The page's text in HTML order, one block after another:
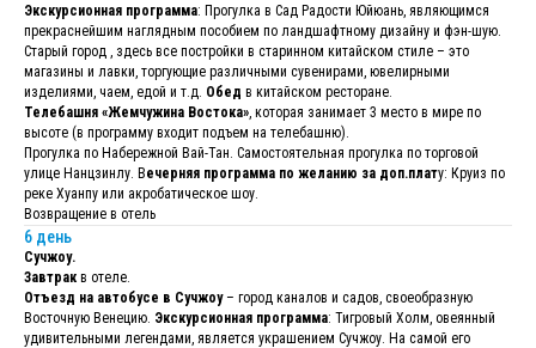
Экскурсионная программа: Прогулка в Сад Радости Юйюань, являющимся
прекраснейшим наглядным пособием по ландшафтному дизайну и фэн-шую.
Старый город , здесь все постройки в старинном китайском стиле – это
магазины и лавки, торгующие различными сувенирами, ювелирными
изделиями, чаем, едой и т.д. Обед в китайском ресторане.
Телебашня «Жемчужина Востока» , которая занимает 3 место в мире по
высоте (в программу входит подъем на телебашню).
Прогулка по Набережной Вай-Тан. Самостоятельная прогулка по торговой
улице Нанцзинлу. Вечерняя программа по желанию за доп.плату: Круиз по
реке Хуанпу или акробатическое шоу.
Возвращение в отель
6 день
Сучжоу.
Завтрак в отеле.
Отъезд на автобусе в Сучжоу– город каналов и садов, своеобразную
Восточную Венецию. Экскурсионная программа: Тигровый Холм, овеянный
удивительными легендами, является украшением Сучжоу. На самой его